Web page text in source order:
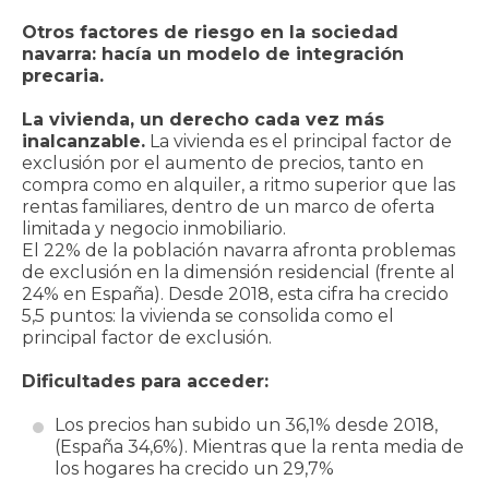
Otros factores de riesgo en la sociedad
navarra: hacía un modelo de integración
precaria.
La vivienda, un derecho cada vez más
inalcanzable. La vivienda es el principal factor de
exclusión por el aumento de precios, tanto en
compra como en alquiler, a ritmo superior que las
rentas familiares, dentro de un marco de oferta
limitada y negocio inmobiliario.
El 22% de la población navarra afronta problemas
de exclusión en la dimensión residencial (frente al
24% en España). Desde 2018, esta cifra ha crecido
5,5 puntos: la vivienda se consolida como el
principal factor de exclusión.
Dificultades para acceder:
Los precios han subido un 36,1% desde 2018,
(España 34,6%). Mientras que la renta media de
los hogares ha crecido un 29,7%